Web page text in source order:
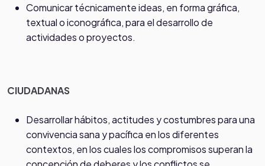
Comunicar técnicamente ideas, en forma gráfica,
textual o iconográfica, para el desarrollo de
actividades o proyectos.
CIUDADANAS
Desarrollar hábitos, actitudes y costumbres para una
convivencia sana y pacífica en los diferentes
contextos, en los cuales los compromisos superan la